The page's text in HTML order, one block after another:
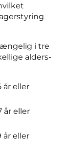
i tre
alders-
år eller
år eller
år eller